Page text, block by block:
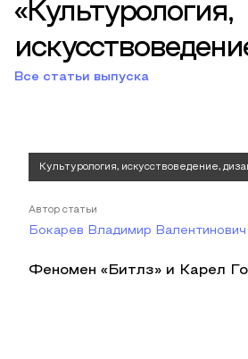
«Культурология,
Все статьи выпуска
Культурология, искусствоведение,
Автор статьи
Бокарев Владимир Валентинович
Феномен «Битлз» и Карел